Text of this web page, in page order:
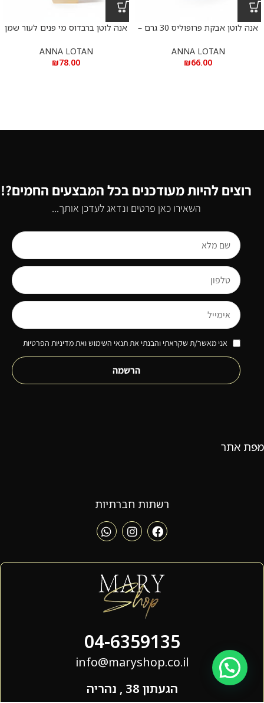
אנה לוטן אבקת פרופוליס 30 גרם –
ANNA LOTAN
₪66.00
אנה לוטן ברבדוס מי פנים לעור שמן
BARBADOS FACIAL TONER
ANNA LOTAN
₪78.00
רוצים להיות מעודכנים בכל המבצעים החמים?!
השאירו כאן פרטים ונדאג לעדכן אותך...
אני מאשר/ת שקראתי והבנתי את תנאי השימוש ואת מדיניות הפרטיות
הרשמה
מפת אתר
רשתות חברתיות
04-6359135
info@maryshop.co.il
הגעתון 38 , נהריה